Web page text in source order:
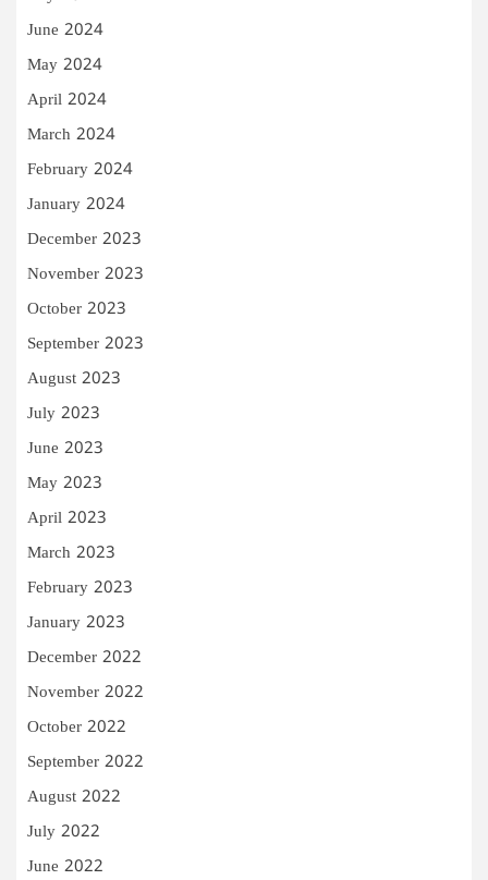
June 2024
May 2024
April 2024
March 2024
February 2024
January 2024
December 2023
November 2023
October 2023
September 2023
August 2023
July 2023
June 2023
May 2023
April 2023
March 2023
February 2023
January 2023
December 2022
November 2022
October 2022
September 2022
August 2022
July 2022
June 2022